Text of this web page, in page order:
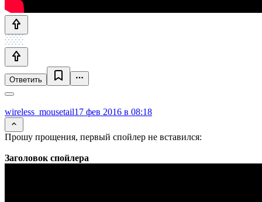
Ответить
wireless_mousetail17 фев 2016 в 08:18
Прошу прощения, первый спойлер не вставился:
Заголовок спойлера